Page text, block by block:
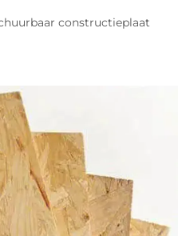
constructieplaat